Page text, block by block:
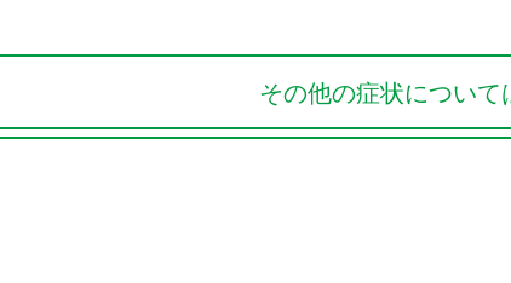
その他の症状について